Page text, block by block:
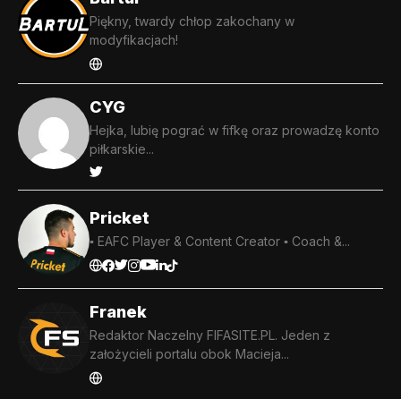
Piękny, twardy chłop zakochany w
modyfikacjach!
CYG
Hejka, lubię pograć w fifkę oraz prowadzę konto
piłkarskie...
Pricket
▪️ EAFC Player & Content Creator ▪️ Coach &...
Franek
Redaktor Naczelny FIFASITE.PL. Jeden z
założycieli portalu obok Macieja...